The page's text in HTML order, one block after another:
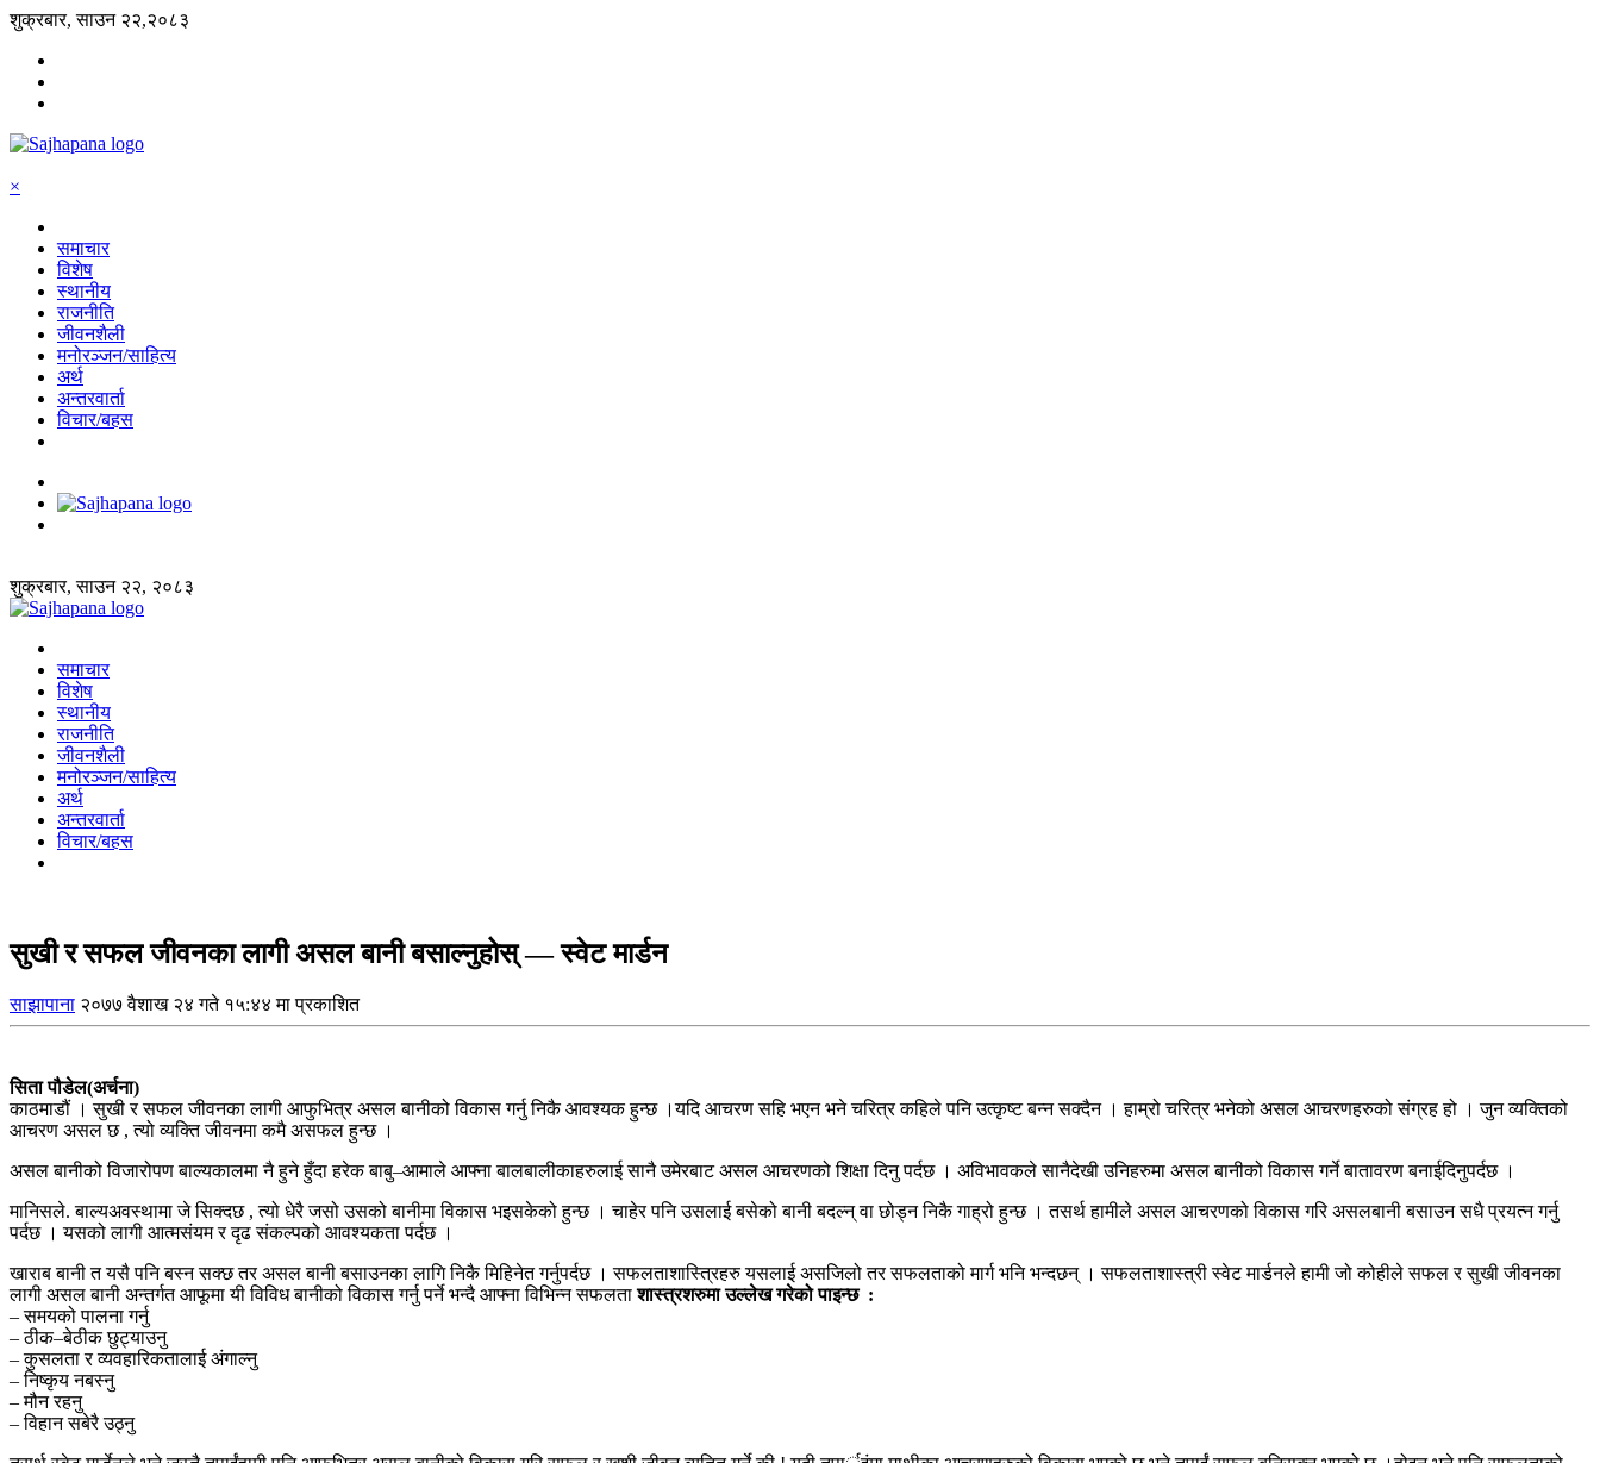
शुक्रबार, साउन २२,२०८३
×
समाचार
विशेष
स्थानीय
राजनीति
जीवनशैली
मनोरञ्जन/साहित्य
अर्थ
अन्तरवार्ता
विचार/बहस
शुक्रबार, साउन २२, २०८३
समाचार
विशेष
स्थानीय
राजनीति
जीवनशैली
मनोरञ्जन/साहित्य
अर्थ
अन्तरवार्ता
विचार/बहस
सुखी र सफल जीवनका लागी असल बानी बसाल्नुहोस् — स्वेट मार्डन
साझापाना २०७७ वैशाख २४ गते १५:४४ मा प्रकाशित
सिता पौडेल(अर्चना)
काठमाडौं । सुखी र सफल जीवनका लागी आफुभित्र असल बानीको विकास गर्नु निकै आवश्यक हुन्छ ।यदि आचरण सहि भएन भने चरित्र कहिले पनि उत्कृष्ट बन्न सक्दैन । हाम्रो चरित्र भनेको असल आचरणहरुको संग्रह हो । जुन व्यक्तिको
आचरण असल छ , त्यो व्यक्ति जीवनमा कमै असफल हुन्छ ।
असल बानीको विजारोपण बाल्यकालमा नै हुने हुँदा हरेक बाबु–आमाले आफ्ना बालबालीकाहरुलाई सानै उमेरबाट असल आचरणको शिक्षा दिनु पर्दछ । अविभावकले सानैदेखी उनिहरुमा असल बानीको विकास गर्ने बातावरण बनाईदिनुपर्दछ ।
मानिसले. बाल्यअवस्थामा जे सिक्दछ , त्यो धेरै जसो उसको बानीमा विकास भइसकेको हुन्छ । चाहेर पनि उसलाई बसेको बानी बदल्न् वा छोड्न निकै गाह्रो हुन्छ । तसर्थ हामीले असल आचरणको विकास गरि असलबानी बसाउन सधै प्रयत्न गर्नु
पर्दछ । यसको लागी आत्मसंयम र दृढ संकल्पको आवश्यकता पर्दछ ।
खाराब बानी त यसै पनि बस्न सक्छ तर असल बानी बसाउनका लागि निकै मिहिनेत गर्नुपर्दछ । सफलताशास्त्रिहरु यसलाई असजिलो तर सफलताको मार्ग भनि भन्दछन् । सफलताशास्त्री स्वेट मार्डनले हामी जो कोहीले सफल र सुखी जीवनका
लागी असल बानी अन्तर्गत आफूमा यी विविध बानीको विकास गर्नु पर्ने भन्दै आफ्ना विभिन्न सफलताशास्त्रशरुमा उल्लेख गरेको पाइन्छ :
– समयको पालना गर्नु
– ठीक–बेठीक छुट्याउनु
– कुसलता र व्यवहारिकतालाई अंगाल्नु
– निष्कृय नबस्नु
– मौन रहनु
– विहान सबेरै उठ्नु